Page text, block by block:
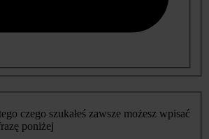
czego szukałeś zawsze możesz wpisać
poniżej